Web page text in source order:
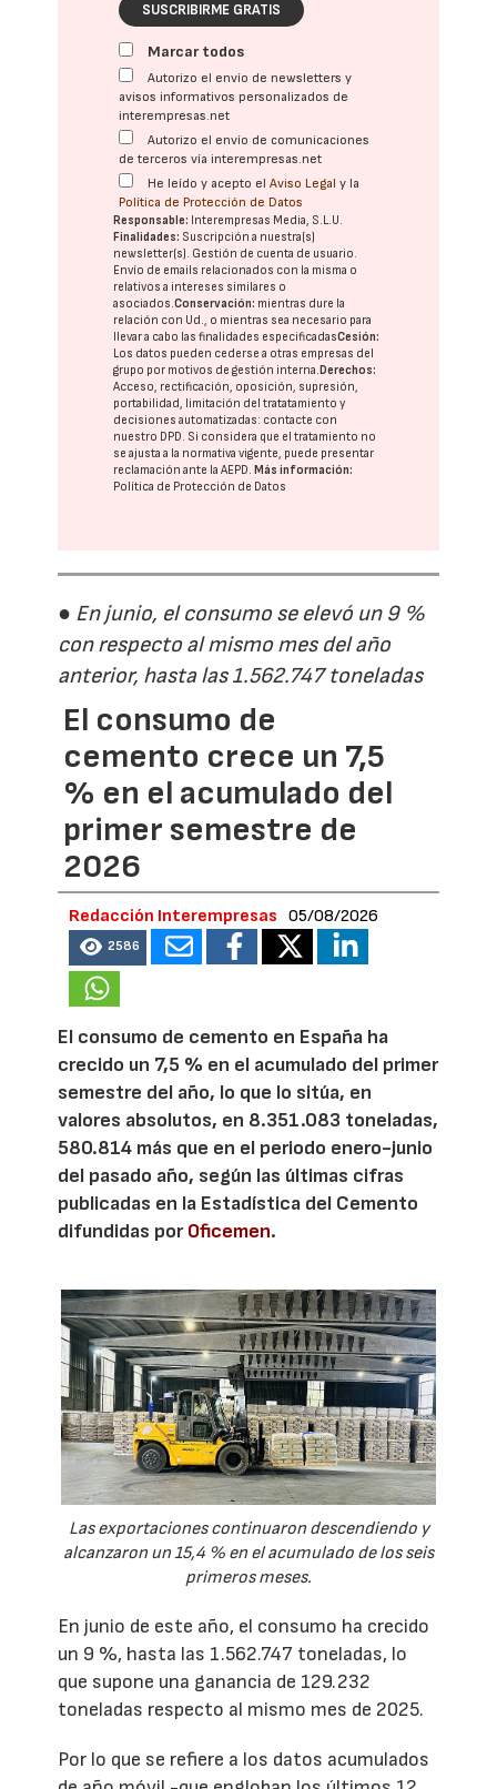
SUSCRIBIRME GRATIS
Marcar todos
Autorizo el envío de newsletters y
avisos informativos personalizados de
interempresas.net
Autorizo el envío de comunicaciones
de terceros vía interempresas.net
He leído y acepto elAviso Legal y la
Política de Protección de Datos
Responsable: Interempresas Media, S.L.U.
Finalidades: Suscripción a nuestra(s)
newsletter(s). Gestión de cuenta de usuario.
Envío de emails relacionados con la misma o
relativos a intereses similares o
asociados.Conservación: mientras dure la
relación con Ud., o mientras sea necesario para
llevar a cabo las finalidades especificadasCesión:
Los datos pueden cederse a otras empresas del
grupo por motivos de gestión interna. Derechos:
Acceso, rectificación, oposición, supresión,
portabilidad, limitación del tratatamiento y
decisiones automatizadas: contacte con
nuestro DPD. Si considera que el tratamiento no
se ajusta a la normativa vigente, puede presentar
reclamación ante laAEPD. Más información:
Política de Protección de Datos
● En junio, el consumo se elevó un 9 %
con respecto al mismo mes del año
anterior, hasta las 1.562.747 toneladas
El consumo de
cemento crece un 7,5
% en el acumulado del
primer semestre de
2026
Redacción Interempresas 05/08/2026
2586
El consumo de cemento en España ha
crecido un 7,5 % en el acumulado del primer
semestre del año, lo que lo sitúa, en
valores absolutos, en 8.351.083 toneladas,
580.814 más que en el periodo enero-junio
del pasado año, según las últimas cifras
publicadas en la Estadística del Cemento
difundidas porOficemen.
Las exportaciones continuaron descendiendo y
alcanzaron un 15,4 % en el acumulado de los seis
primeros meses.
En junio de este año, el consumo ha crecido
un 9 %, hasta las 1.562.747 toneladas, lo
que supone una ganancia de 129.232
toneladas respecto al mismo mes de 2025.
Por lo que se refiere a los datos acumulados